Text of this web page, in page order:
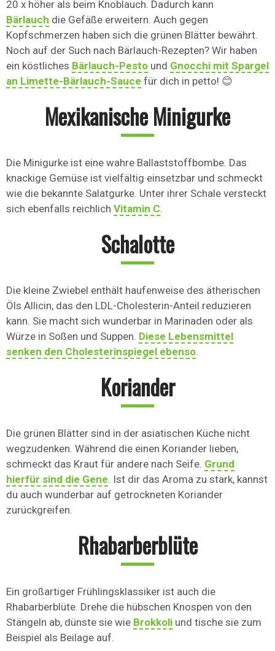
20 x höher als beim Knoblauch. Dadurch kann
Bärlauch die Gefäße erweitern. Auch gegen
Kopfschmerzen haben sich die grünen Blätter bewährt.
Noch auf der Such nach Bärlauch-Rezepten? Wir haben
ein köstliches Bärlauch-Pesto und Gnocchi mit Spargel
an Limette-Bärlauch-Sauce für dich in petto! 😊
Mexikanische Minigurke
Die Minigurke ist eine wahre Ballaststoffbombe. Das
knackige Gemüse ist vielfältig einsetzbar und schmeckt
wie die bekannte Salatgurke. Unter ihrer Schale versteckt
sich ebenfalls reichlich Vitamin C.
Schalotte
Die kleine Zwiebel enthält haufenweise des ätherischen
Öls Allicin, das den LDL-Cholesterin-Anteil reduzieren
kann. Sie macht sich wunderbar in Marinaden oder als
Würze in Soßen und Suppen. Diese Lebensmittel
senken den Cholesterinspiegel ebenso.
Koriander
Die grünen Blätter sind in der asiatischen Küche nicht
wegzudenken. Während die einen Koriander lieben,
schmeckt das Kraut für andere nach Seife. Grund
hierfür sind die Gene. Ist dir das Aroma zu stark, kannst
du auch wunderbar auf getrockneten Koriander
zurückgreifen.
Rhabarberblüte
Ein großartiger Frühlingsklassiker ist auch die
Rhabarberblüte. Drehe die hübschen Knospen von den
Stängeln ab, dünste sie wie Brokkoli und tische sie zum
Beispiel als Beilage auf.